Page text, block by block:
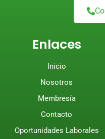
Enlaces
Inicio
Nosotros
Membresía
Contacto
Oportunidades Laborales